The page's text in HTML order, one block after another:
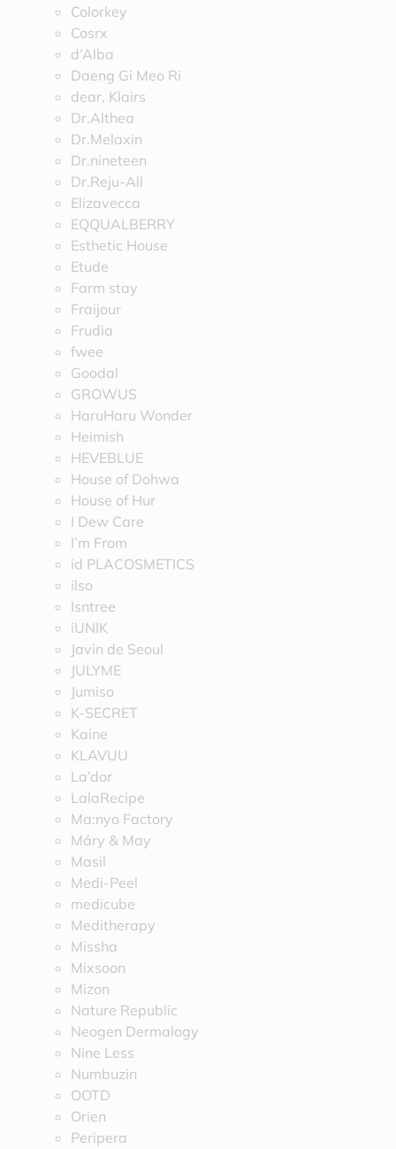
Colorkey
Cosrx
d’Alba
Daeng Gi Meo Ri
dear, Klairs
Dr.Althea
Dr.Melaxin
Dr.nineteen
Dr.Reju-All
Elizavecca
EQQUALBERRY
Esthetic House
Etude
Farm stay
Fraijour
Frudia
fwee
Goodal
GROWUS
HaruHaru Wonder
Heimish
HEVEBLUE
House of Dohwa
House of Hur
I Dew Care
I’m From
id PLACOSMETICS
ilso
Isntree
iUNIK
Javin de Seoul
JULYME
Jumiso
K-SECRET
Kaine
KLAVUU
La’dor
LalaRecipe
Ma:nyo Factory
Máry & May
Masil
Medi-Peel
medicube
Meditherapy
Missha
Mixsoon
Mizon
Nature Republic
Neogen Dermalogy
Nine Less
Numbuzin
OOTD
Orien
Peripera